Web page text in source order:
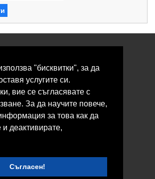
"бисквитки", за да
услугите си.
вие се съгласявате с
За да научите повече,
за това как да
и деактивирате,
Съгласен!
нас
всички права запазени
от